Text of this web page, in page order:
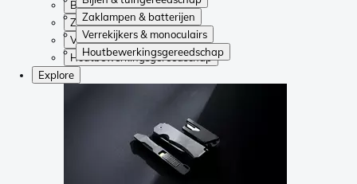
Zaklampen & batterijen
Verrekijkers & monoculairs
Houtbewerkingsgereedschap
Bijlen & tuingereedschap
Zaklampen & batterijen
Verrekijkers & monoculairs
Houtbewerkingsgereedschap
Explore